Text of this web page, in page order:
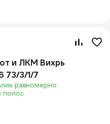
и ЛКМ Вихрь
73/3/1/7
равномерно
полос